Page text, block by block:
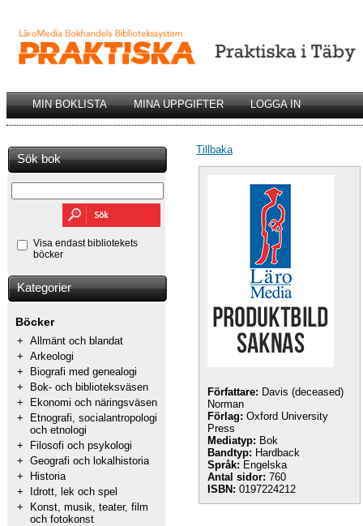
MIN BOKLISTA MINA UPPGIFTER LOGGA IN
Sök bok
Visa endast bibliotekets
böcker
Kategorier
Böcker
+ Allmänt och blandat
+ Arkeologi
+
Biografi med genealogi
+
Bok- och biblioteksväsen
+
Ekonomi och näringsväsen
+
Etnografi, socialantropologi
och etnologi
+
Filosofi och psykologi
+ Geografi och lokalhistoria
+
Historia
+
Idrott, lek och spel
+
Konst, musik, teater, film
och fotokonst
Tillbaka
Författare: Davis (deceased)
Norman
Förlag: Oxford University
Press
Mediatyp: Bok
Bandtyp: Hardback
Språk: Engelska
Antal sidor: 760
ISBN: 0197224212